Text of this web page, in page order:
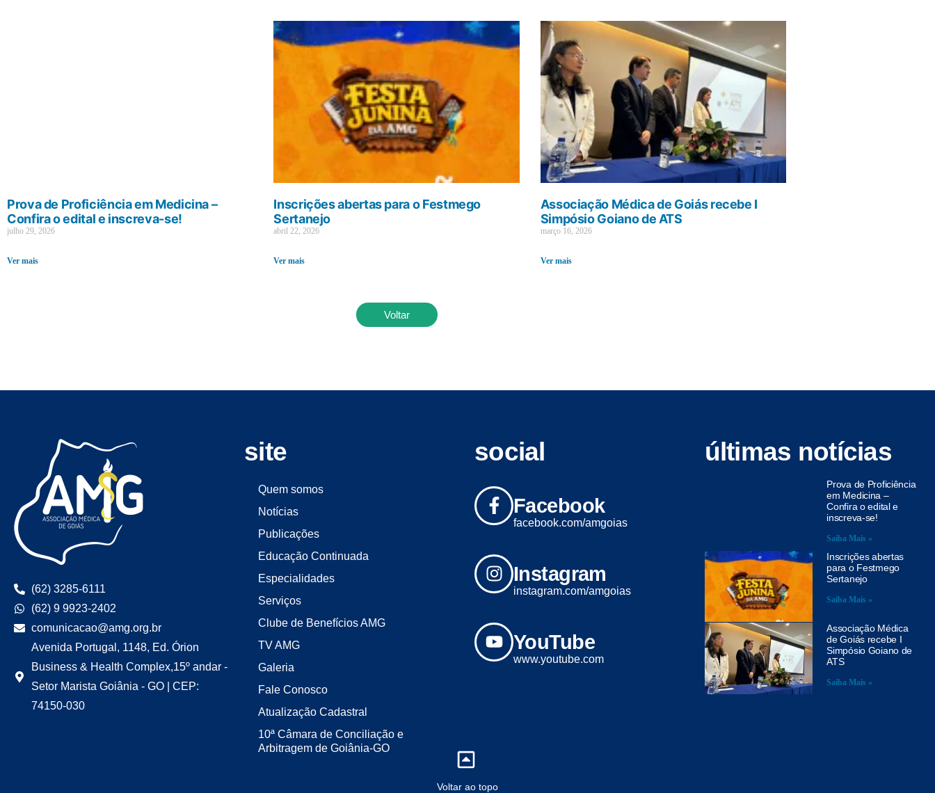
Prova de Proficiência em Medicina –
Confira o edital e inscreva-se!
julho 29, 2026
Ver mais
Inscrições abertas para o Festmego
Sertanejo
abril 22, 2026
Ver mais
Associação Médica de Goiás recebe I
Simpósio Goiano de ATS
março 16, 2026
Ver mais
Voltar
(62) 3285-6111
(62) 9 9923-2402
comunicacao@amg.org.br
Avenida Portugal, 1148, Ed. Órion
Business & Health Complex,15º andar -
Setor Marista Goiânia - GO | CEP:
74150-030
site
Quem somos
Notícias
Publicações
Educação Continuada
Especialidades
Serviços
Clube de Benefícios AMG
TV AMG
Galeria
Fale Conosco
Atualização Cadastral
10ª Câmara de Conciliação e
Arbitragem de Goiânia-GO
social
Facebook
facebook.com/amgoias
Instagram
instagram.com/amgoias
YouTube
www.youtube.com
últimas notícias
Prova de Proficiência
em Medicina –
Confira o edital e
inscreva-se!
Saiba Mais »
Inscrições abertas
para o Festmego
Sertanejo
Saiba Mais »
Associação Médica
de Goiás recebe I
Simpósio Goiano de
ATS
Saiba Mais »
Voltar ao topo